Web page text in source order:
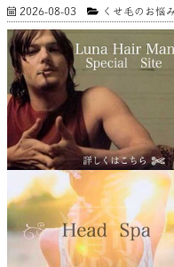
2026-08-03 くせ毛のお悩